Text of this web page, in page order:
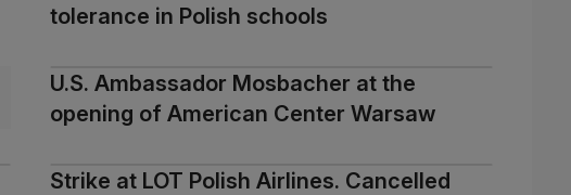
tolerance in Polish schools
U.S. Ambassador Mosbacher at the
opening of American Center Warsaw
Strike at LOT Polish Airlines. Cancelled